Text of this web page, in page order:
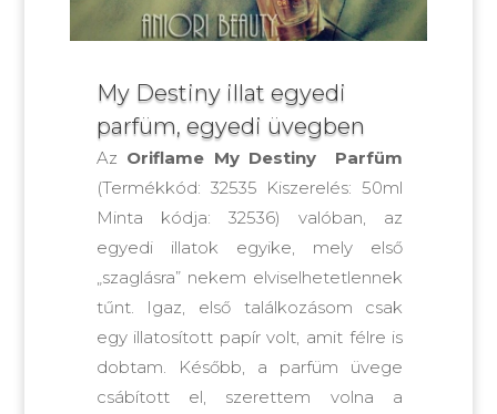
My Destiny illat egyedi
parfüm, egyedi üvegben
Az Oriflame My Destiny Parfüm
(Termékkód: 32535 Kiszerelés: 50ml
Minta kódja: 32536) valóban, az
egyedi illatok egyike, mely első
„szaglásra” nekem elviselhetetlennek
tűnt. Igaz, első találkozásom csak
egy illatosított papír volt, amit félre is
dobtam. Később, a parfüm üvege
csábított el, szerettem volna a